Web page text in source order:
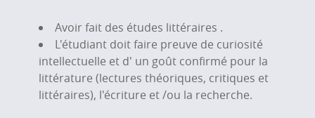
Avoir fait des études littéraires .
L'étudiant doit faire preuve de curiosité
intellectuelle et d' un goût confirmé pour la
littérature (lectures théoriques, critiques et
littéraires), l'écriture et /ou la recherche.